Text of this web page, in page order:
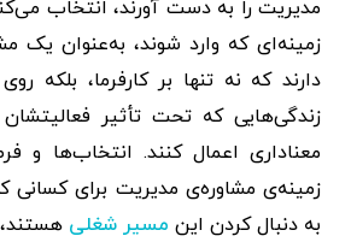
مدیریت را به دست آورند، انتخاب
زمینه‌ای که وارد شوند، به‌عنوان یک
دارند که نه تنها بر کارفرما، بلکه
زندگی‌هایی که تحت تأثیر
معناداری اعمال کنند. انتخاب‌ها و
زمینه‌ی مشاوره‌ی مدیریت برای
به دنبال کردن این مسیر شغلی